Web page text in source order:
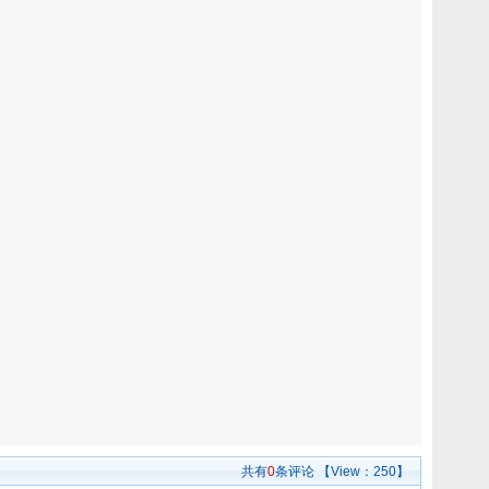
共有0条评论 【View： 250】